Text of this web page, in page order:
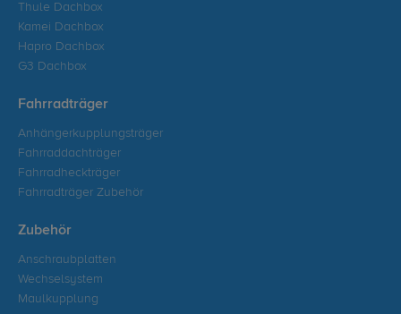
Thule Dachbox
Kamei Dachbox
Hapro Dachbox
G3 Dachbox
Fahrradträger
Anhängerkupplungsträger
Fahrraddachträger
Fahrradheckträger
Fahrradträger Zubehör
Zubehör
Anschraubplatten
Wechselsystem
Maulkupplung